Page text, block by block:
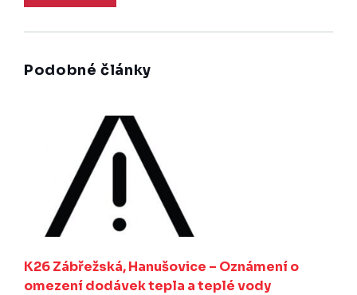
Podobné články
K26 Zábřežská, Hanušovice – Oznámení o
omezení dodávek tepla a teplé vody